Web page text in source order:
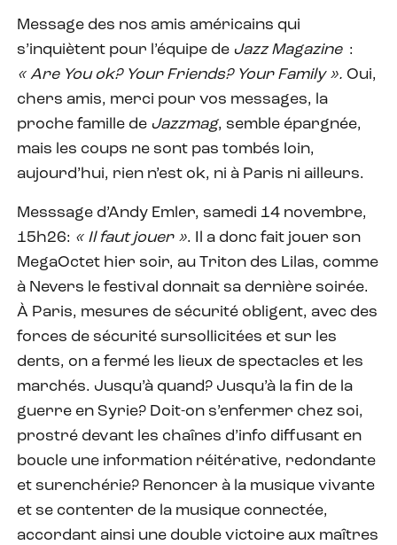
Message des nos amis américains qui
s’inquiètent pour l’équipe de Jazz Magazine :
« Are You ok? Your Friends? Your Family ». Oui,
chers amis, merci pour vos messages, la
proche famille de Jazzmag, semble épargnée,
mais les coups ne sont pas tombés loin,
aujourd’hui, rien n’est ok, ni à Paris ni ailleurs.
Messsage d’Andy Emler, samedi 14 novembre,
15h26: « Il faut jouer ». Il a donc fait jouer son
MegaOctet hier soir, au Triton des Lilas, comme
à Nevers le festival donnait sa dernière soirée.
À Paris, mesures de sécurité obligent, avec des
forces de sécurité sursollicitées et sur les
dents, on a fermé les lieux de spectacles et les
marchés. Jusqu’à quand? Jusqu’à la fin de la
guerre en Syrie? Doit-on s’enfermer chez soi,
prostré devant les chaînes d’info diffusant en
boucle une information réitérative, redondante
et surenchérie? Renoncer à la musique vivante
et se contenter de la musique connectée,
accordant ainsi une double victoire aux maîtres